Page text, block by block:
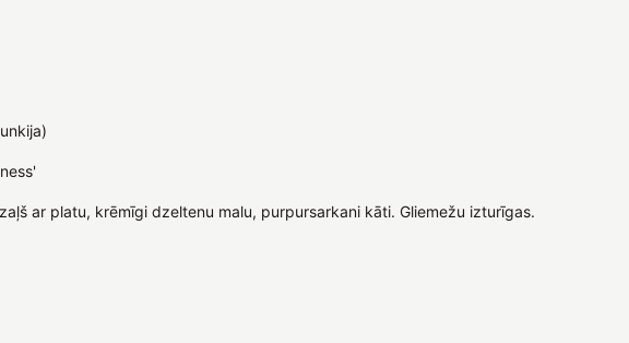
ar platu, krēmīgi dzeltenu malu, purpursarkani kāti. Gliemežu izturīgas.